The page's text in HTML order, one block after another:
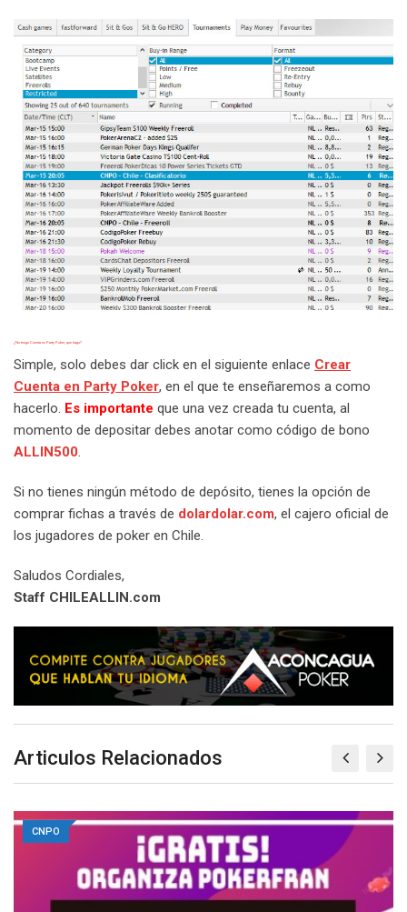
¿No tengo Cuenta en Party Poker, que hago?
Simple, solo debes dar click en el siguiente enlace Crear
Cuenta en Party Poker, en el que te enseñaremos a como
hacerlo. Es importante que una vez creada tu cuenta, al
momento de depositar debes anotar como código de bono
ALLIN500.
Si no tienes ningún método de depósito, tienes la opción de
comprar fichas a través de dolardolar.com, el cajero oficial de
los jugadores de poker en Chile.
Saludos Cordiales,
Staff CHILEALLIN.com
Articulos Relacionados
CNPO